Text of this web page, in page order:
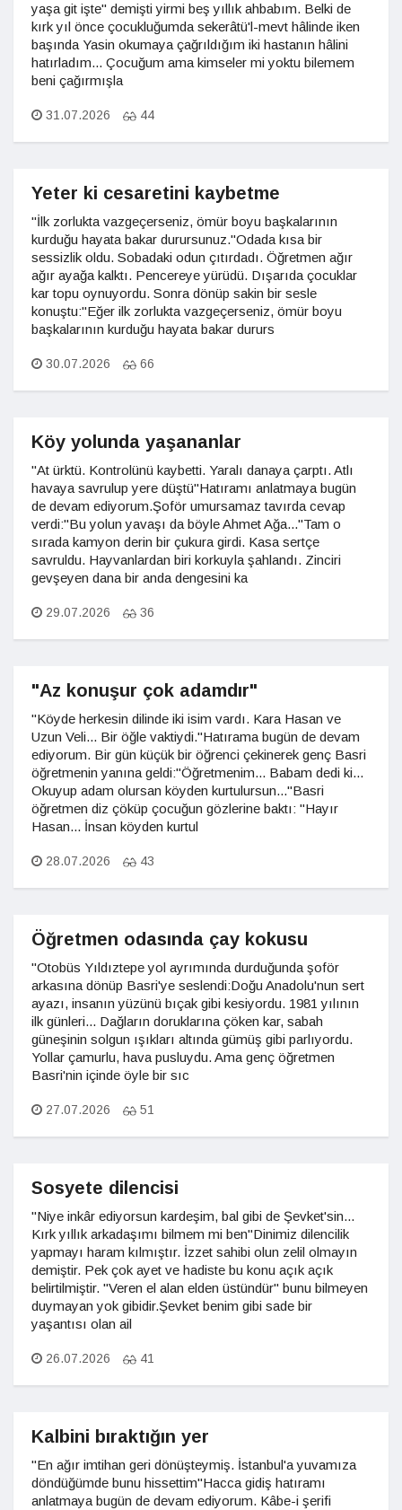
yaşa git işte" demişti yirmi beş yıllık ahbabım. Belki de
kırk yıl önce çocukluğumda sekerâtü'l-mevt hâlinde iken
başında Yasin okumaya çağrıldığım iki hastanın hâlini
hatırladım... Çocuğum ama kimseler mi yoktu bilemem
beni çağırmışla
31.07.2026 44
Yeter ki cesaretini kaybetme
"İlk zorlukta vazgeçerseniz, ömür boyu başkalarının
kurduğu hayata bakar durursunuz."Odada kısa bir
sessizlik oldu. Sobadaki odun çıtırdadı. Öğretmen ağır
ağır ayağa kalktı. Pencereye yürüdü. Dışarıda çocuklar
kar topu oynuyordu. Sonra dönüp sakin bir sesle
konuştu:"Eğer ilk zorlukta vazgeçerseniz, ömür boyu
başkalarının kurduğu hayata bakar dururs
30.07.2026 66
Köy yolunda yaşananlar
"At ürktü. Kontrolünü kaybetti. Yaralı danaya çarptı. Atlı
havaya savrulup yere düştü"Hatıramı anlatmaya bugün
de devam ediyorum.Şoför umursamaz tavırda cevap
verdi:"Bu yolun yavaşı da böyle Ahmet Ağa..."Tam o
sırada kamyon derin bir çukura girdi. Kasa sertçe
savruldu. Hayvanlardan biri korkuyla şahlandı. Zinciri
gevşeyen dana bir anda dengesini ka
29.07.2026 36
"Az konuşur çok adamdır"
"Köyde herkesin dilinde iki isim vardı. Kara Hasan ve
Uzun Veli... Bir öğle vaktiydi."Hatırama bugün de devam
ediyorum. Bir gün küçük bir öğrenci çekinerek genç Basri
öğretmenin yanına geldi:"Öğretmenim... Babam dedi ki...
Okuyup adam olursan köyden kurtulursun..."Basri
öğretmen diz çöküp çocuğun gözlerine baktı: "Hayır
Hasan... İnsan köyden kurtul
28.07.2026 43
Öğretmen odasında çay kokusu
"Otobüs Yıldıztepe yol ayrımında durduğunda şoför
arkasına dönüp Basri'ye seslendi:Doğu Anadolu'nun sert
ayazı, insanın yüzünü bıçak gibi kesiyordu. 1981 yılının
ilk günleri... Dağların doruklarına çöken kar, sabah
güneşinin solgun ışıkları altında gümüş gibi parlıyordu.
Yollar çamurlu, hava pusluydu. Ama genç öğretmen
Basri'nin içinde öyle bir sıc
27.07.2026 51
Sosyete dilencisi
"Niye inkâr ediyorsun kardeşim, bal gibi de Şevket'sin...
Kırk yıllık arkadaşımı bilmem mi ben"Dinimiz dilencilik
yapmayı haram kılmıştır. İzzet sahibi olun zelil olmayın
demiştir. Pek çok ayet ve hadiste bu konu açık açık
belirtilmiştir. "Veren el alan elden üstündür" bunu bilmeyen
duymayan yok gibidir.Şevket benim gibi sade bir
yaşantısı olan ail
26.07.2026 41
Kalbini bıraktığın yer
"En ağır imtihan geri dönüşteymiş. İstanbul'a yuvamıza
döndüğümde bunu hissettim"Hacca gidiş hatıramı
anlatmaya bugün de devam ediyorum. Kâbe-i şerifi